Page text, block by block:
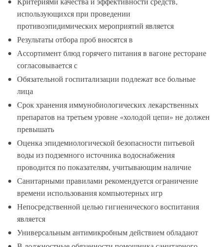
использующихся при проведении
противоэпидимических мероприятий является
Результаты отбора проб вносятся в
Ассортимент блюд горячего питания в вагоне ресторане
согласовывается с
Обязательной госпитализации подлежат все больные
лица
Срок хранения иммунобиологических лекарственных
препаратов на третьем уровне «холодой цепи» не должен
превышать
Оценка эпидемиологической безопасности питьевой
воды из подземного источника водоснабжения
проводится по показателям, учитывающим наличие
Санитарными правилами рекомендуется ограничение
времени использования компьютерных игр
Непосредственной целью гигиенического воспитания
является
Универсальным антимикробным действием обладают